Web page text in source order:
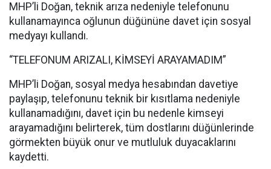
MHP’li Doğan, teknik arıza nedeniyle telefonunu
kullanamayınca oğlunun düğününe davet için sosyal
medyayı kullandı.
“TELEFONUM ARIZALI, KİMSEYİ ARAYAMADIM”
MHP’li Doğan, sosyal medya hesabından davetiye
paylaşıp, telefonunu teknik bir kısıtlama nedeniyle
kullanamadığını, davet için bu nedenle kimseyi
arayamadığını belirterek, tüm dostlarını düğünlerinde
görmekten büyük onur ve mutluluk duyacaklarını
kaydetti.